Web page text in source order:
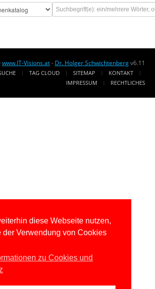
diese Webseite nutzen,
der Verwendung von Cookies
zu Cookies und
www.IT-Visions.at- Dr. Holger Schwichtenbergv6.11
TAG CLOUD SITEMAP
KONTAKT
IMPRESSUM
RECHTLICHES